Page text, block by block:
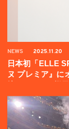
NEWS 2025.11.20
日本初「ELLE
ヌ プレミア』に